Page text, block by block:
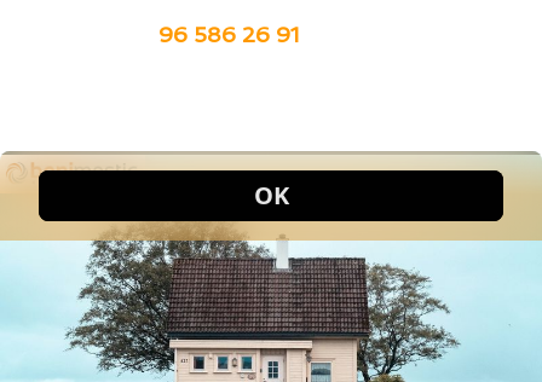
96 586 26 91